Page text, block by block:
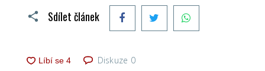
Sdílet článek FacebookTwitter
Diskuze 0